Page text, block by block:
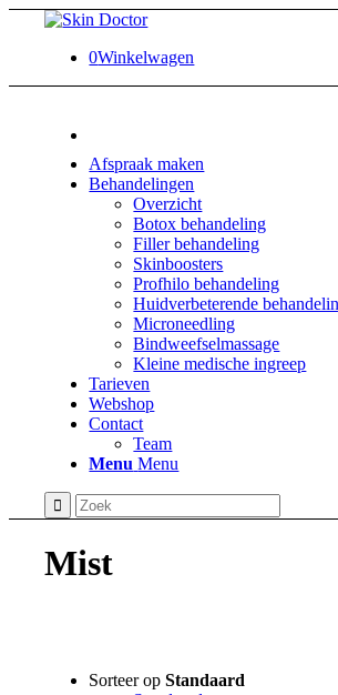
0Winkelwagen
Afspraak maken
Behandelingen
Overzicht
Botox behandeling
Filler behandeling
Skinboosters
Profhilo behandeling
Huidverbeterende
Microneedling
Bindweefselmassage
Kleine medische ingreep
Tarieven
Webshop
Contact
Team
Menu Menu
Mist
Sorteer opStandaard